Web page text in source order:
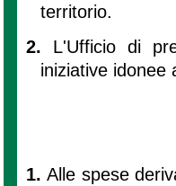
territorio.
2. L'Ufficio di
iniziative idonee
1.Alle spese